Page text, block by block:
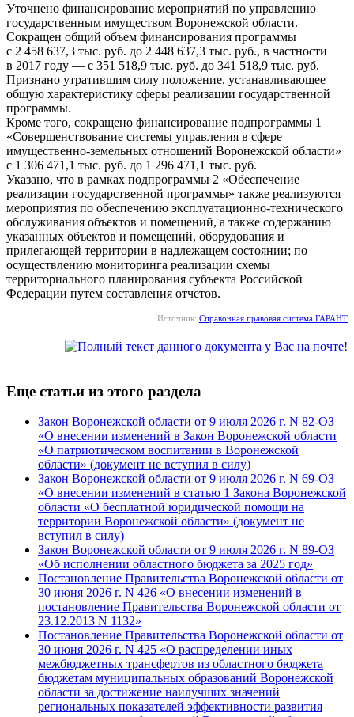
Уточнено финансирование мероприятий по управлению
государственным имуществом Воронежской области.
Сокращен общий объем финансирования программы
с 2 458 637,3 тыс. руб. до 2 448 637,3 тыс. руб., в частности
в 2017 году — с 351 518,9 тыс. руб. до 341 518,9 тыс. руб.
Признано утратившим силу положение, устанавливающее
общую характеристику сферы реализации государственной
программы.
Кроме того, сокращено финансирование подпрограммы 1
«Совершенствование системы управления в сфере
имущественно-земельных отношений Воронежской области»
с 1 306 471,1 тыс. руб. до 1 296 471,1 тыс. руб.
Указано, что в рамках подпрограммы 2 «Обеспечение
реализации государственной программы» также реализуются
мероприятия по обеспечению эксплуатационно-технического
обслуживания объектов и помещений, а также содержанию
указанных объектов и помещений, оборудования и
прилегающей территории в надлежащем состоянии; по
осуществлению мониторинга реализации схемы
территориального планирования субъекта Российской
Федерации путем составления отчетов.
Источник: Справочная правовая система ГАРАНТ
Еще статьи из этого раздела
Закон Воронежской области от 9 июля 2026 г. N 82-ОЗ
«О внесении изменений в Закон Воронежской области
«О патриотическом воспитании в Воронежской
области» (документ не вступил в силу)
Закон Воронежской области от 9 июля 2026 г. N 69-ОЗ
«О внесении изменений в статью 1 Закона Воронежской
области «О бесплатной юридической помощи на
территории Воронежской области» (документ не
вступил в силу)
Закон Воронежской области от 9 июля 2026 г. N 89-ОЗ
«Об исполнении областного бюджета за 2025 год»
Постановление Правительства Воронежской области от
30 июня 2026 г. N 426 «О внесении изменений в
постановление Правительства Воронежской области от
23.12.2013 N 1132»
Постановление Правительства Воронежской области от
30 июня 2026 г. N 425 «О распределении иных
межбюджетных трансфертов из областного бюджета
бюджетам муниципальных образований Воронежской
области за достижение наилучших значений
региональных показателей эффективности развития